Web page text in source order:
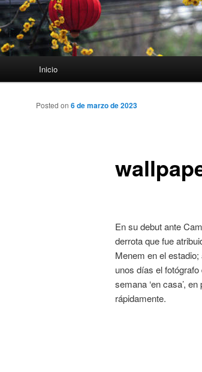
Inicio
Posted on 6 de marzo de 2023
En su debut ante
derrota que fue
Menem en el
unos días el
semana ‘en casa’,
rápidamente.